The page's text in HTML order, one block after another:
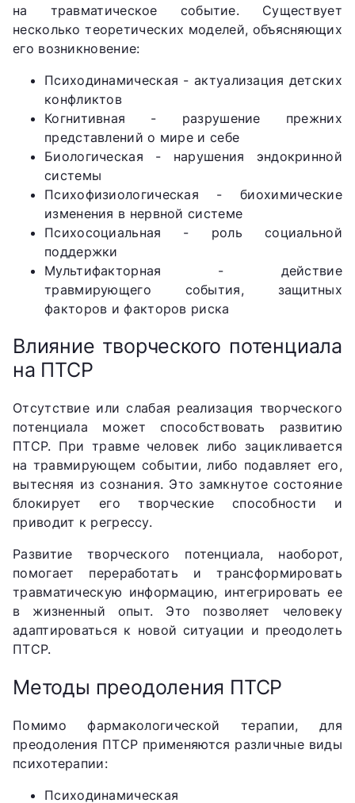
на травматическое событие. Существует
несколько теоретических моделей, объясняющих
его возникновение:
Психодинамическая - актуализация детских
конфликтов
Когнитивная - разрушение прежних
представлений о мире и себе
Биологическая - нарушения эндокринной
системы
Психофизиологическая - биохимические
изменения в нервной системе
Психосоциальная - роль социальной
поддержки
Мультифакторная - действие
травмирующего события, защитных
факторов и факторов риска
Влияние творческого потенциала
на ПТСР
Отсутствие или слабая реализация творческого
потенциала может способствовать развитию
ПТСР. При травме человек либо зацикливается
на травмирующем событии, либо подавляет его,
вытесняя из сознания. Это замкнутое состояние
блокирует его творческие способности и
приводит к регрессу.
Развитие творческого потенциала, наоборот,
помогает переработать и трансформировать
травматическую информацию, интегрировать ее
в жизненный опыт. Это позволяет человеку
адаптироваться к новой ситуации и преодолеть
ПТСР.
Методы преодоления ПТСР
Помимо фармакологической терапии, для
преодоления ПТСР применяются различные виды
психотерапии:
Психодинамическая